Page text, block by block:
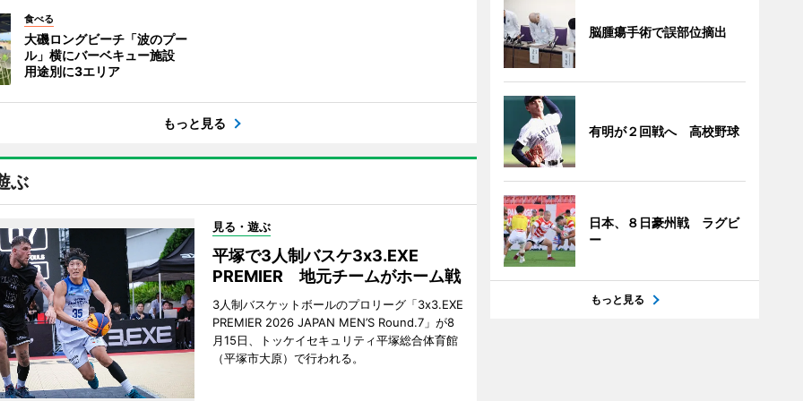
食べる
大磯ロングビーチ「波のプー
ル」横にバーベキュー施設
用途別に3エリア
もっと見る
ぶ
見る・遊ぶ
平塚で3人制バスケ3x3.EXE
PREMIER 地元チームがホーム戦
3人制バスケットボールのプロリーグ「3x3.EXE
PREMIER 2026 JAPAN MEN’S Round.7」が8
月15日、トッケイセキュリティ平塚総合体育館
（平塚市大原）で行われる。
脳腫瘍手術で誤部位摘出
有明が２回戦へ 高校野球
日本、８日豪州戦 ラグビ
ー
もっと見る